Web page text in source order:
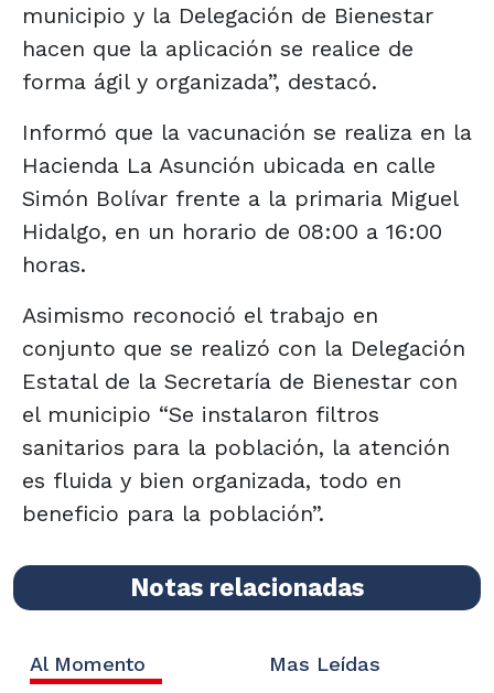
municipio y la Delegación de Bienestar
hacen que la aplicación se realice de
forma ágil y organizada”, destacó.
Informó que la vacunación se realiza en la
Hacienda La Asunción ubicada en calle
Simón Bolívar frente a la primaria Miguel
Hidalgo, en un horario de 08:00 a 16:00
horas.
Asimismo reconoció el trabajo en
conjunto que se realizó con la Delegación
Estatal de la Secretaría de Bienestar con
el municipio “Se instalaron filtros
sanitarios para la población, la atención
es fluida y bien organizada, todo en
beneficio para la población”.
Notas relacionadas
Al Momento Mas Leídas